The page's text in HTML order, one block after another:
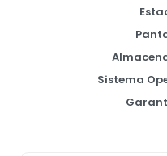
Sistema